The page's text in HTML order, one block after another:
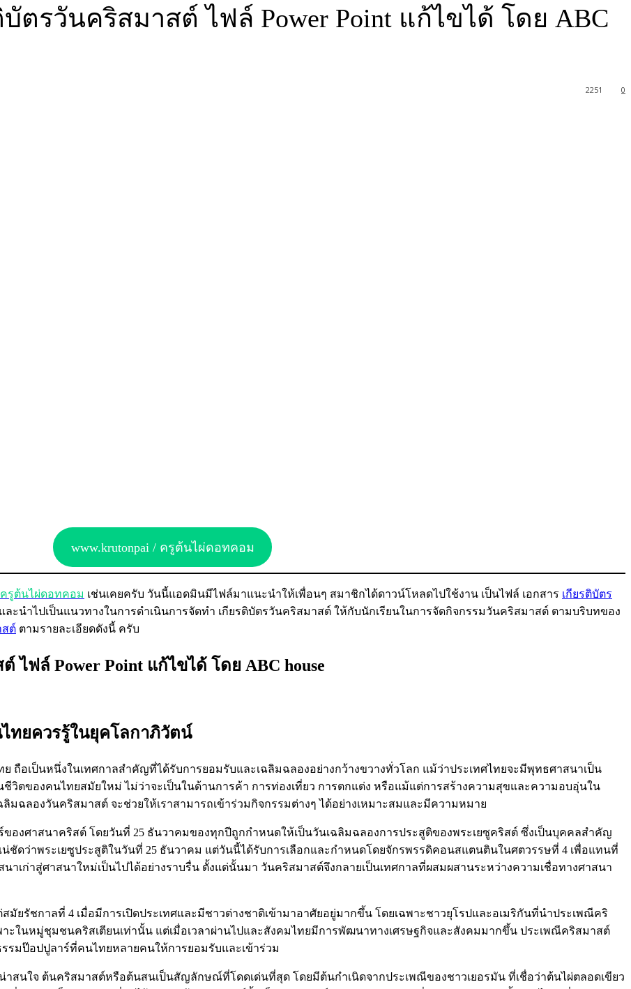
ตรวันคริสมาสต์ ไฟล์ Power Point แก้ไขได้ โดย ABC
0
2251
www.krutonpai / ครูต้นไผ่ดอทคอม
ครูต้นไผ่ดอทคอม เช่นเคยครับ วันนี้แอดมินมีไฟล์มาแนะนำให้เพื่อนๆ สมาชิกได้ดาวน์โหลดไปใช้งาน เป็นไฟล์ เอกสาร เกียรติบัตร
ะนำไปเป็นแนวทางในการดำเนินการจัดทำ เกียรติบัตรวันคริสมาสต์ ให้กับนักเรียนในการจัดกิจกรรมวันคริสมาสต์ ตามบริบทของ
สต์ ตามรายละเอียดดังนี้ ครับ
ฟล์ Power Point แก้ไขได้ โดย ABC house
ทยควรรู้ในยุคโลกาภิวัตน์
ถือเป็นหนึ่งในเทศกาลสำคัญที่ได้รับการยอมรับและเฉลิมฉลองอย่างกว้างขวางทั่วโลก แม้ว่าประเทศไทยจะมีพุทธศาสนาเป็น
ตของคนไทยสมัยใหม่ ไม่ว่าจะเป็นในด้านการค้า การท่องเที่ยว การตกแต่ง หรือแม้แต่การสร้างความสุขและความอบอุ่นใน
มฉลองวันคริสมาสต์ จะช่วยให้เราสามารถเข้าร่วมกิจกรรมต่างๆ ได้อย่างเหมาะสมและมีความหมาย
องศาสนาคริสต์ โดยวันที่ 25 ธันวาคมของทุกปีถูกกำหนดให้เป็นวันเฉลิมฉลองการประสูติของพระเยซูคริสต์ ซึ่งเป็นบุคคลสำคัญ
ดว่าพระเยซูประสูติในวันที่ 25 ธันวาคม แต่วันนี้ได้รับการเลือกและกำหนดโดยจักรพรรดิคอนสแตนตินในศตวรรษที่ 4 เพื่อแทนที่
าเก่าสู่ศาสนาใหม่เป็นไปได้อย่างราบรื่น ตั้งแต่นั้นมา วันคริสมาสต์จึงกลายเป็นเทศกาลที่ผสมผสานระหว่างความเชื่อทางศาสนา
ยรัชกาลที่ 4 เมื่อมีการเปิดประเทศและมีชาวต่างชาติเข้ามาอาศัยอยู่มากขึ้น โดยเฉพาะชาวยุโรปและอเมริกันที่นำประเพณีคริ
ะในหมู่ชุมชนคริสเตียนเท่านั้น แต่เมื่อเวลาผ่านไปและสังคมไทยมีการพัฒนาทางเศรษฐกิจและสังคมมากขึ้น ประเพณีคริสมาสต์
มป๊อปปูลาร์ที่คนไทยหลายคนให้การยอมรับและเข้าร่วม
นใจ ต้นคริสมาสต์หรือต้นสนเป็นสัญลักษณ์ที่โดดเด่นที่สุด โดยมีต้นกำเนิดจากประเพณีของชาวเยอรมัน ที่เชื่อว่าต้นไผ่ตลอดเขียว